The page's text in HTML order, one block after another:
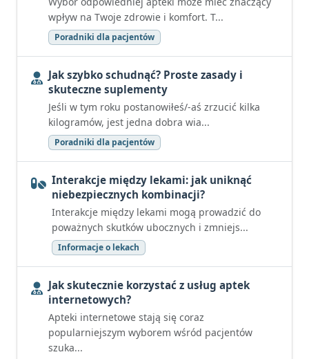
wpływ na Twoje zdrowie i komfort. T...
Poradniki dla pacjentów
Jak szybko schudnąć? Proste zasady i
skuteczne suplementy
Jeśli w tym roku postanowiłeś/-aś zrzucić kilka
kilogramów, jest jedna dobra wia...
Poradniki dla pacjentów
Interakcje między lekami: jak uniknąć
niebezpiecznych kombinacji?
Interakcje między lekami mogą prowadzić do
poważnych skutków ubocznych i zmniejs...
Informacje o lekach
Jak skutecznie korzystać z usług aptek
internetowych?
Apteki internetowe stają się coraz
popularniejszym wyborem wśród pacjentów
szuka...